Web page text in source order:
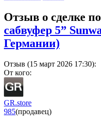
Отзыв о сделке
сабвуфер 5”
Германии)
Отзыв (15 март 2026 17:30):
От кого:
GR.store
985(продавец)